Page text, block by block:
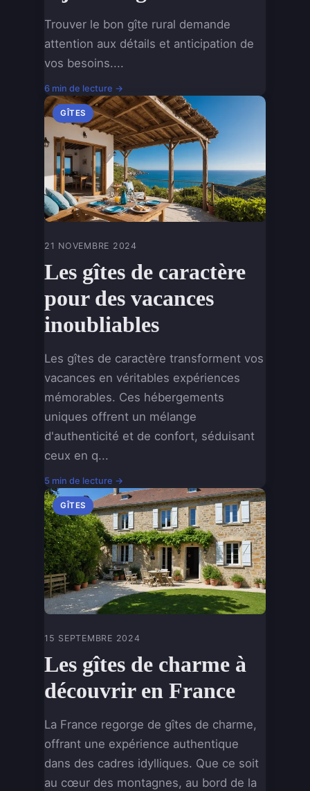
Trouver le bon gîte rural demande
attention aux détails et anticipation de
vos besoins....
6 min de lecture →
GÎTES
21 NOVEMBRE 2024
Les gîtes de caractère
pour des vacances
inoubliables
Les gîtes de caractère transforment vos
vacances en véritables expériences
mémorables. Ces hébergements
uniques offrent un mélange
d'authenticité et de confort, séduisant
ceux en q...
5 min de lecture →
GÎTES
15 SEPTEMBRE 2024
Les gîtes de charme à
découvrir en France
La France regorge de gîtes de charme,
offrant une expérience authentique
dans des cadres idylliques. Que ce soit
au cœur des montagnes, au bord de la